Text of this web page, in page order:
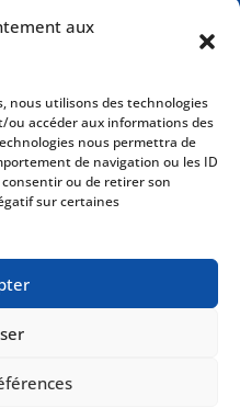
aux
nous utilisons des technologies
ou accéder aux informations des
nous permettra de
de navigation ou les ID
ou de retirer son
sur certaines